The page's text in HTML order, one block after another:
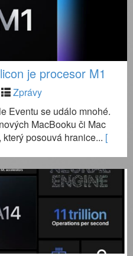
je procesor M1
Zprávy
Eventu se událo mnohé.
MacBooku či Mac
posouvá hranice... [